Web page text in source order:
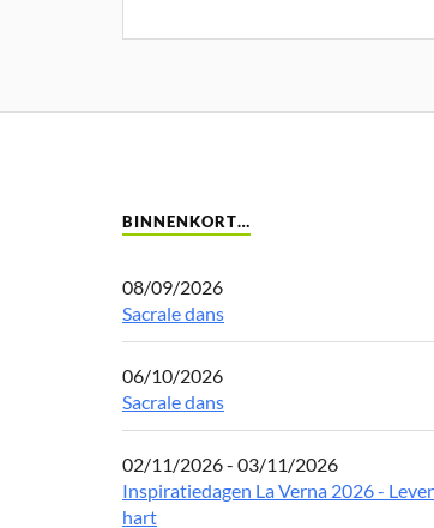
BINNENKORT…
08/09/2026
Sacrale dans
06/10/2026
Sacrale dans
02/11/2026 - 03/11/2026
Inspiratiedagen La Verna 2026 -
hart